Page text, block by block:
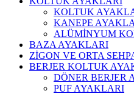
KOLTUK
KANEPE
ALÜMİNYUM
BAZA AYAKLARI
ZİGON VE ORTA
BERJER KOLTUK
DÖNER BERJER
PUF AYAKLARI